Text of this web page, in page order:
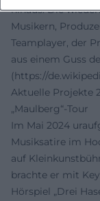
hinaus. Die
Musikern,
Teamplayer, der
aus einem Guss
(https://
Aktuelle Projekte
„Maulberg“-Tour
Im Mai 2024
Musiksatire im
auf
brachte er mit
Hörspiel „Drei